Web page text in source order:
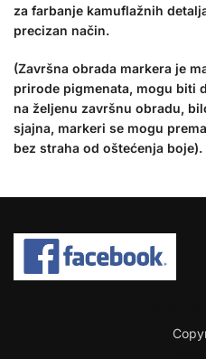
za farbanje kamuflažnih
precizan način.
(Završna obrada markera je
prirode pigmenata, mogu biti
na željenu završnu obradu,
sjajna, markeri se mogu
bez straha od oštećenja boje).